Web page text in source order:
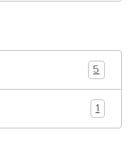
5
1